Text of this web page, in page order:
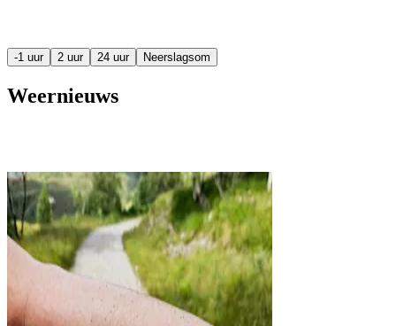
-1 uur 2 uur 24 uur Neerslagsom
Weernieuws